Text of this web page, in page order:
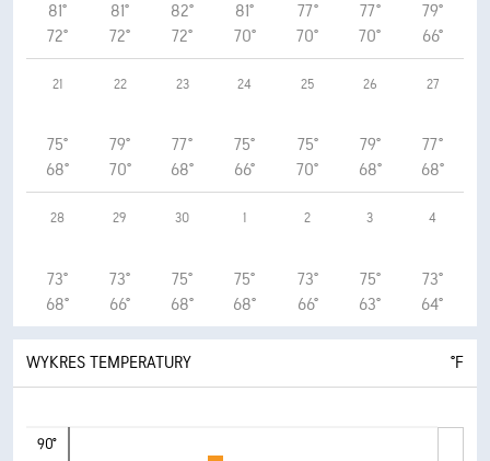
81°
72°
81°
72°
82°
72°
81°
70°
77°
70°
77°
70°
79°
66°
21
75°
68°
22
79°
70°
23
77°
68°
24
75°
66°
25
75°
70°
26
79°
68°
27
77°
68°
28
73°
68°
29
73°
66°
30
75°
68°
1
75°
68°
2
73°
66°
3
75°
63°
4
73°
64°
WYKRES TEMPERATURY °F
90°